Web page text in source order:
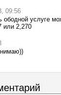
09:56
услуге
или 2,270